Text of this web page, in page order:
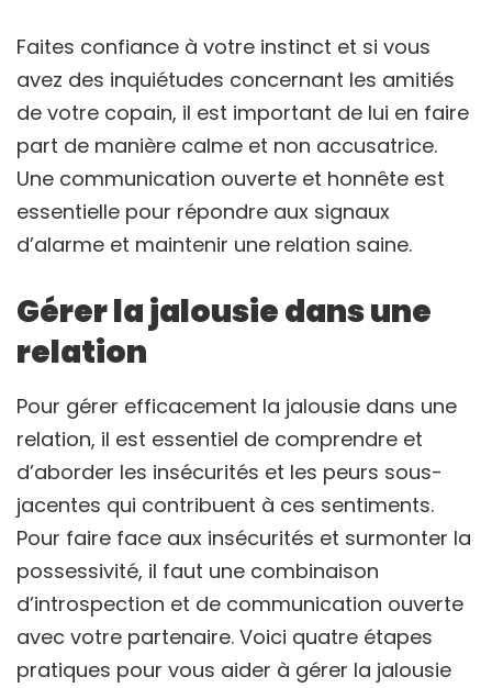
Faites confiance à votre instinct et si vous
avez des inquiétudes concernant les amitiés
de votre copain, il est important de lui en faire
part de manière calme et non accusatrice.
Une communication ouverte et honnête est
essentielle pour répondre aux signaux
d’alarme et maintenir une relation saine.
Gérer la jalousie dans une
relation
Pour gérer efficacement la jalousie dans une
relation, il est essentiel de comprendre et
d’aborder les insécurités et les peurs sous-
jacentes qui contribuent à ces sentiments.
Pour faire face aux insécurités et surmonter la
possessivité, il faut une combinaison
d’introspection et de communication ouverte
avec votre partenaire. Voici quatre étapes
pratiques pour vous aider à gérer la jalousie